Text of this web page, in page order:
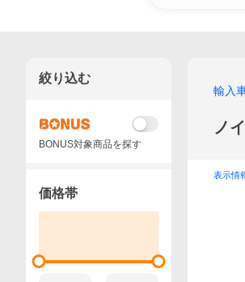
輸入
ノ
表示情
絞り込む
BONUS対象商品を探す
価格帯